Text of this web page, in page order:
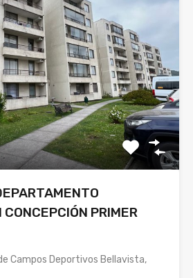
PRIMER
Campos Deportivos Bellavista,